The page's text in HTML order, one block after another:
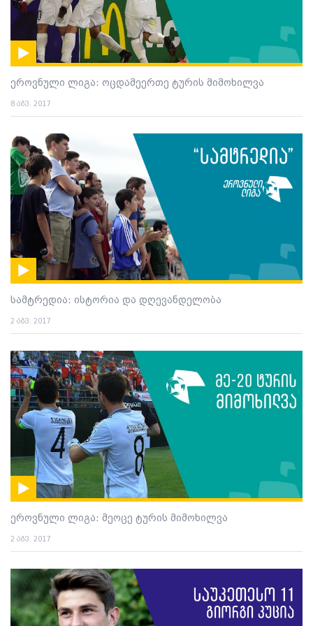
ეროვნული ლიგა: ოცდამეერთე ტურის მიმოხილვა
8 აგვ. 2017
სამტრედია: ისტორია და დღევანდელობა
2 აგვ. 2017
ეროვნული ლიგა: მეოცე ტურის მიმოხილვა
2 აგვ. 2017